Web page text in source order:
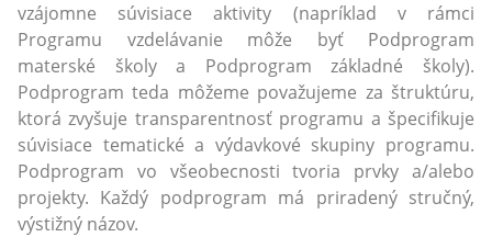
vzájomne súvisiace aktivity (napríklad v rámci
Programu vzdelávanie môže byť Podprogram
materské školy a Podprogram základné školy).
Podprogram teda môžeme považujeme za štruktúru,
ktorá zvyšuje transparentnosť programu a špecifikuje
súvisiace tematické a výdavkové skupiny programu.
Podprogram vo všeobecnosti tvoria prvky a/alebo
projekty. Každý podprogram má priradený stručný,
výstižný názov.